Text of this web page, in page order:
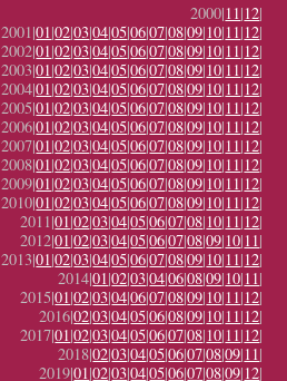
2000|11|12|
2001|01|02|03|04|05|06|07|08|09|10|11|12|
2002|01|02|03|04|05|06|07|08|09|10|11|12|
2003|01|02|03|04|05|06|07|08|09|10|11|12|
2004|01|02|03|04|05|06|07|08|09|10|11|12|
2005|01|02|03|04|05|06|07|08|09|10|11|12|
2006|01|02|03|04|05|06|07|08|09|10|11|12|
2007|01|02|03|04|05|06|07|08|09|10|11|12|
2008|01|02|03|04|05|06|07|08|09|10|11|12|
2009|01|02|03|04|05|06|07|08|09|10|11|12|
2010|01|02|03|04|05|06|07|08|09|10|11|12|
2011|01|02|03|04|05|06|07|08|10|11|12|
2012|01|02|03|04|05|06|07|08|09|10|11|
2013|01|02|03|04|05|06|07|08|09|10|11|12|
2014|01|02|03|04|06|08|09|10|11|
2015|01|02|03|04|06|07|08|09|10|11|12|
2016|02|03|04|05|06|08|09|10|11|12|
2017|01|02|03|04|05|06|07|08|10|11|12|
2018|02|03|04|05|06|07|08|09|11|
2019|01|02|03|04|05|06|07|08|09|12|